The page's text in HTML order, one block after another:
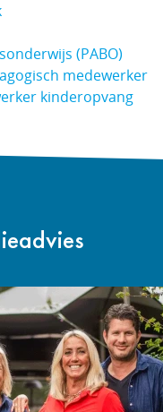
(PABO)
medewerker
kinderopvang